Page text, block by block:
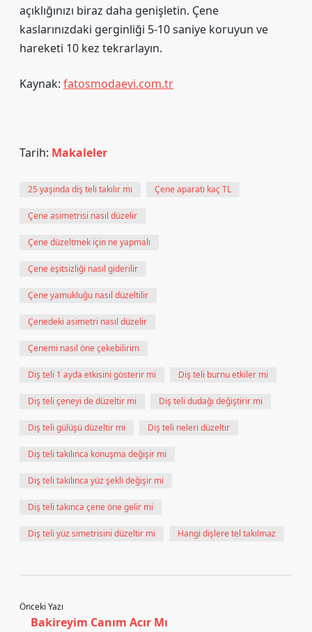
açıklığınızı biraz daha genişletin. Çene
kaslarınızdaki gerginliği 5-10 saniye koruyun ve
hareketi 10 kez tekrarlayın.
Kaynak: fatosmodaevi.com.tr
Tarih: Makaleler
25 yaşında diş teli takılır mı Çene aparatı kaç TL
Çene asimetrisi nasıl düzelir
Çene düzeltmek için ne yapmalı
Çene eşitsizliği nasıl giderilir
Çene yamukluğu nasıl düzeltilir
Çenedeki asimetri nasıl düzelir
Çenemi nasıl öne çekebilirim
Diş teli 1 ayda etkisini gösterir mi Diş teli burnu etkiler mi
Diş teli çeneyi de düzeltir mi Diş teli dudağı değiştirir mi
Diş teli gülüşü düzeltir mi Diş teli neleri düzeltir
Diş teli takılınca konuşma değişir mi
Diş teli takılınca yüz şekli değişir mi
Diş teli takınca çene öne gelir mi
Diş teli yüz simetrisini düzeltir mi Hangi dişlere tel takılmaz
Önceki Yazı
Bakireyim Canım Acır Mı